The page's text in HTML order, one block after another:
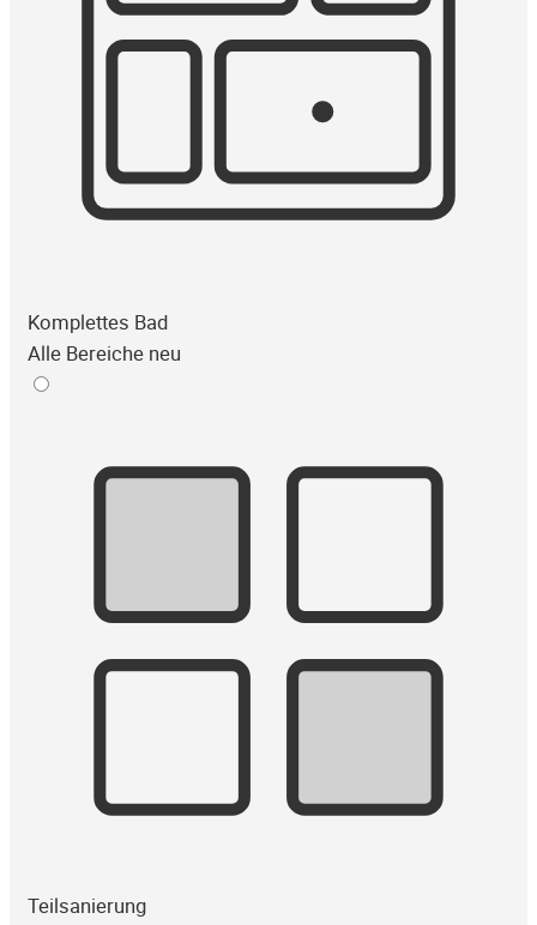
Komplettes Bad
Alle Bereiche neu
Teilsanierung